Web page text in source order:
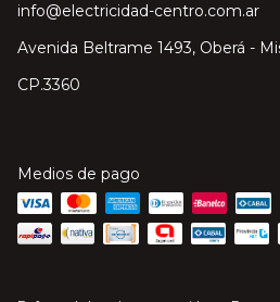
info@electricidad-centro.com.ar
Avenida Beltrame 1493, Oberá -
CP.3360
Medios de pago